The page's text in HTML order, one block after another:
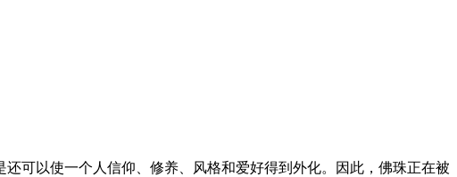
可以使一个人信仰、修养、风格和爱好得到外化。因此，佛珠正在被